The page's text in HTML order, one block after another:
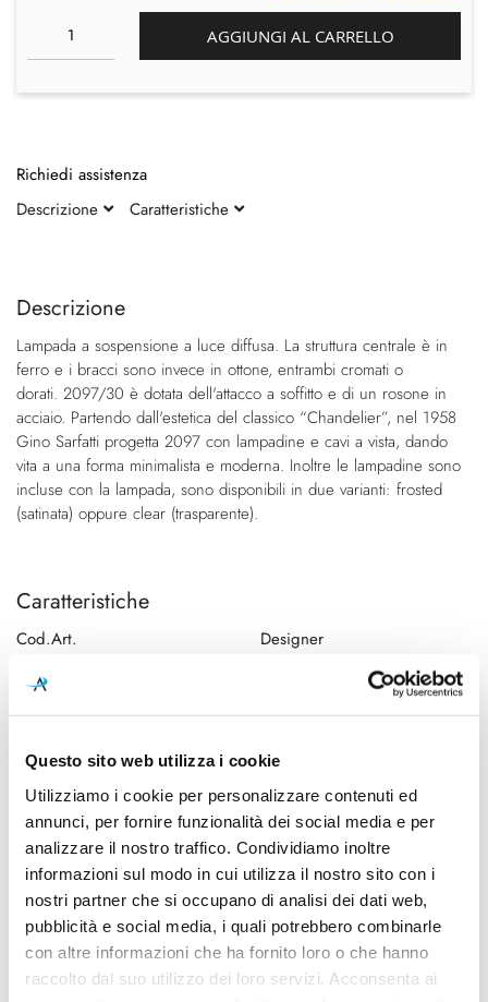
Questo sito web utilizza i cookie
Utilizziamo i cookie per personalizzare contenuti ed
annunci, per fornire funzionalità dei social media e per
analizzare il nostro traffico. Condividiamo inoltre
informazioni sul modo in cui utilizza il nostro sito con i
nostri partner che si occupano di analisi dei dati web,
pubblicità e social media, i quali potrebbero combinarle
con altre informazioni che ha fornito loro o che hanno
raccolto dal suo utilizzo dei loro servizi. Acconsenta ai
fine
galleria
di
immagini
della
di
immagini
Descrizione
Lampada a sospensione a luce diffusa. La struttura centrale è in
ferro e i bracci sono invece in ottone, entrambi cromati o
dorati. 2097/30 è dotata dell'attacco a soffitto e di un rosone in
acciaio. Partendo dall'estetica del classico “Chandelier”, nel 1958
Gino Sarfatti progetta 2097 con lampadine e cavi a vista, dando
vita a una forma minimalista e moderna. Inoltre le lampadine sono
incluse con la lampada, sono disponibili in due varianti: frosted
(satinata) oppure clear (trasparente).
Caratteristiche
Cod.Art.
Designer
Frosted: 30x 2,7W - 2700K -
150Lm - E14
Inclusa
Dimmerazione
Dimmerabile
Classe energetica
A++, A+, A
Mpn
A1401057
AGGIUNGI AL CARRELLO
Richiedi assistenza
Descrizione
Caratteristiche